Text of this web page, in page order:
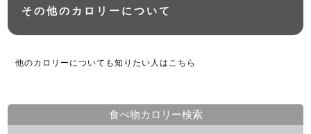
その他のカロリーについて
他のカロリーについても知りたい人はこちら
食べ物カロリー検索